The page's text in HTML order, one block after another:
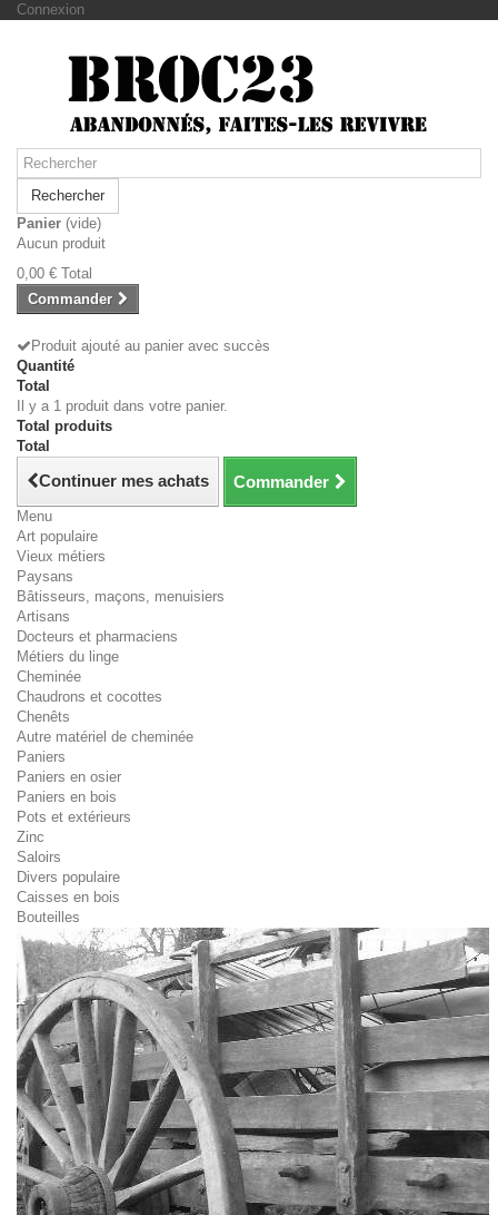
Connexion
Rechercher
Panier (vide)
Aucun produit
0,00 € Total
Commander
Produit ajouté au panier avec succès
Quantité
Total
Il y a 1 produit dans votre panier.
Total produits
Total
Continuer mes achats Commander
Menu
Art populaire
Vieux métiers
Paysans
Bâtisseurs, maçons, menuisiers
Artisans
Docteurs et pharmaciens
Métiers du linge
Cheminée
Chaudrons et cocottes
Chenêts
Autre matériel de cheminée
Paniers
Paniers en osier
Paniers en bois
Pots et extérieurs
Zinc
Saloirs
Divers populaire
Caisses en bois
Bouteilles